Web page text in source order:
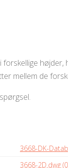
mellem de
3668-DK-
3668-2D.dwg